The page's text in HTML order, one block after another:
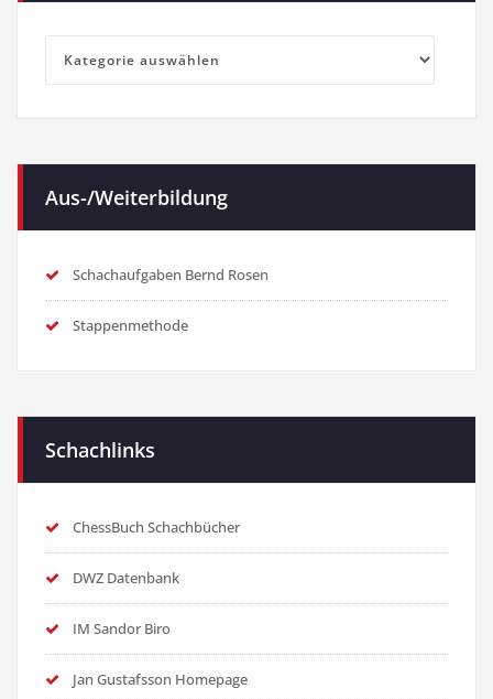
Kategorien
Aus-/Weiterbildung
Schachaufgaben Bernd Rosen
Stappenmethode
Schachlinks
ChessBuch Schachbücher
DWZ Datenbank
IM Sandor Biro
Jan Gustafsson Homepage